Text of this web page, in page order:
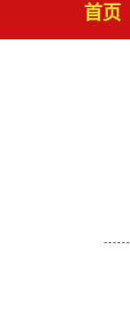
首页